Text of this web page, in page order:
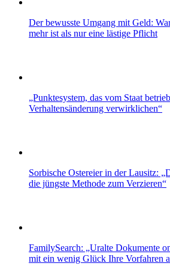
Der bewusste Umgang mit Geld:
mehr ist als nur eine lästige Pflicht
„Punktesystem, das vom Staat
Verhaltensänderung verwirklichen“
Sorbische Ostereier in der Lausitz:
die jüngste Methode zum Verzieren“
FamilySearch: „Uralte Dokumente
mit ein wenig Glück Ihre Vorfahren